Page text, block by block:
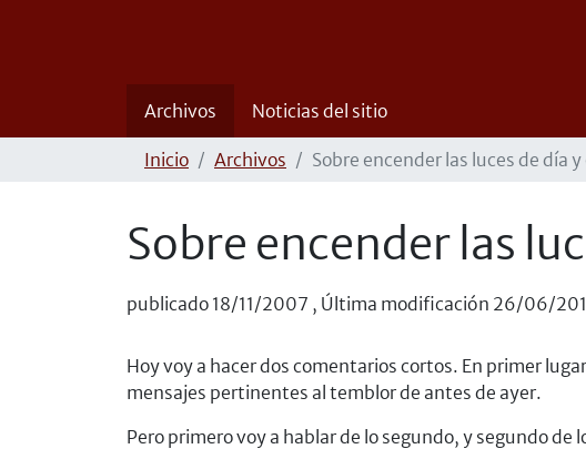
Archivos Noticias del sitio
Inicio
Archivos Sobre encender las luces de día
Sobre encender las
publicado 18/11/2007 , Última modificación 26/06/
Hoy voy a hacer dos comentarios cortos. En primer
mensajes pertinentes al temblor de antes de ayer.
Pero primero voy a hablar de lo segundo, y segundo de